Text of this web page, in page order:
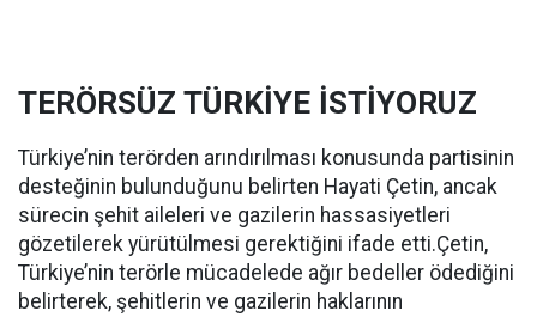
TERÖRSÜZ TÜRKİYE İSTİYORUZ
Türkiye’nin terörden arındırılması konusunda partisinin
desteğinin bulunduğunu belirten Hayati Çetin, ancak
sürecin şehit aileleri ve gazilerin hassasiyetleri
gözetilerek yürütülmesi gerektiğini ifade etti.Çetin,
Türkiye’nin terörle mücadelede ağır bedeller ödediğini
belirterek, şehitlerin ve gazilerin haklarının